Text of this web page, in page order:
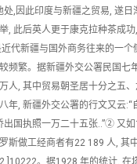
处,因此印度与新疆之贸易, 遂
, 此后英人更于康克拉种茶成
代新疆与国外商务往来的一
频繁。据新疆外交公署民国七
人, 其中贸易朝圣居十分之五
年, 新疆外交公署的行文又云:“
出国执照一万二十五张..”② 又
斯做工经商者有22 189 人, 其
]10222。据1928 年的统计, 在